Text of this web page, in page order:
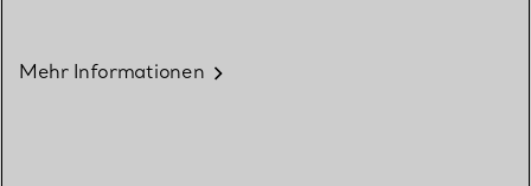
Mehr Informationen